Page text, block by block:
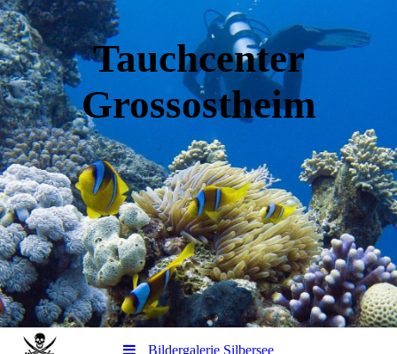
Tauchcenter
Grossostheim
Bildergalerie Silbersee